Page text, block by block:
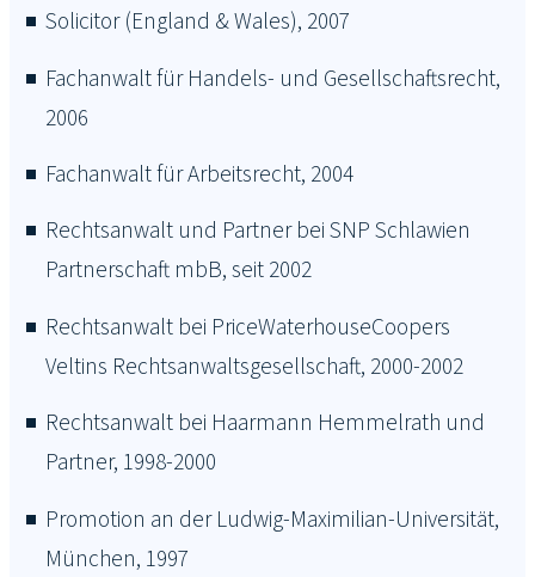
Solicitor (England & Wales), 2007
Fachanwalt für Handels- und Gesellschaftsrecht,
2006
Fachanwalt für Arbeitsrecht, 2004
Rechtsanwalt und Partner bei SNP Schlawien
Partnerschaft mbB, seit 2002
Rechtsanwalt bei PriceWaterhouseCoopers
Veltins Rechtsanwaltsgesellschaft, 2000-2002
Rechtsanwalt bei Haarmann Hemmelrath und
Partner, 1998-2000
Promotion an der Ludwig-Maximilian-Universität,
München, 1997